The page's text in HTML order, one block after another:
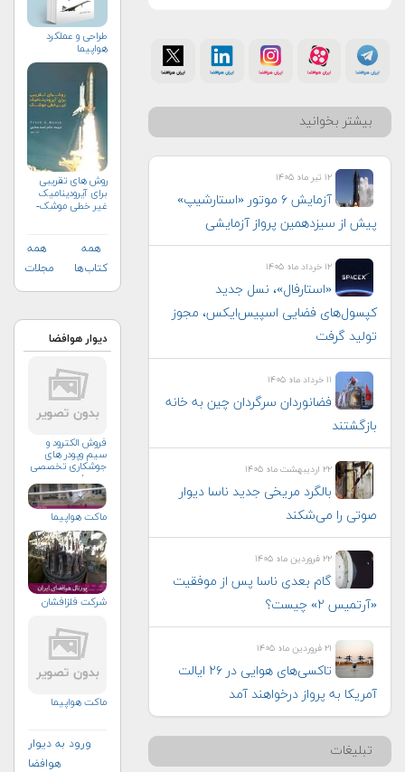
بیشتر بخوانید
۱۲ تیر ماه ۱۴۰۵
آزمایش ۶ موتور «استارشیپ»
پیش از سیزدهمین پرواز آزمایشی
۱۲ خرداد ماه ۱۴۰۵
«استارفال»، نسل جدید
کپسول‌های فضایی اسپیس‌ایکس، مجوز
تولید گرفت
۱۱ خرداد ماه ۱۴۰۵
فضانوردان سرگردان چین به خانه
بازگشتند
۲۲ اردیبهشت ماه ۱۴۰۵
بالگرد مریخی جدید ناسا دیوار
صوتی را می‌شکند
۲۲ فروردین ماه ۱۴۰۵
گام بعدی ناسا پس از موفقیت
«آرتمیس ۲» چیست؟
۲۱ فروردین ماه ۱۴۰۵
تاکسی‌های هوایی در ۲۶ ایالت
آمریکا به پرواز درخواهند آمد
تبلیغات
طراحی و عملکرد
هواپیما
روش های تقریبی
برای آیرودینامیک
غیر خطی موشک-
همه
کتاب‌ها
همه
مجلات
دیوار هوافضا
فروش الکترود و
سیم وپودر های
جوشکاری تخصصی
ومعمولی
ماکت هواپیما
شرکت فلزافشان
ماکت هواپیما
ورود به دیوار
هوافضا